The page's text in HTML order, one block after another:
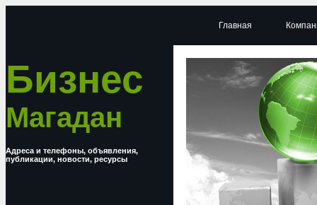
Бизнес
Магадан
Адреса и телефоны, объявления,
публикации, новости, ресурсы
Главная